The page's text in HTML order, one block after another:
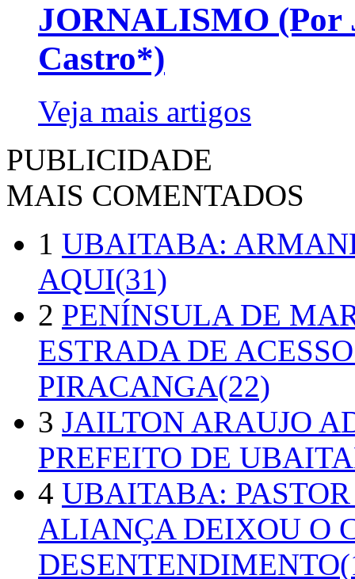
JORNALISMO (Por
Castro*)
Veja mais artigos
PUBLICIDADE
MAIS COMENTADOS
1 UBAITABA:
AQUI(31)
2 PENÍNSULA DE
ESTRADA DE
PIRACANGA(22)
3 JAILTON ARAUJO
PREFEITO DE
4 UBAITABA:
ALIANÇA DEIXOU O